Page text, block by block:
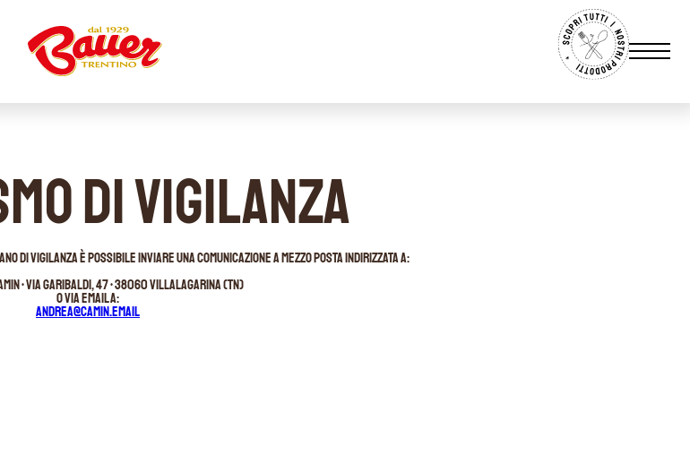
DI VIGILANZA
di Vigilanza è possibile inviare una comunicazione a mezzo posta indirizzata a:
• Via Garibaldi, 47 • 38060 Villalagarina (TN)
o via Email a:
andrea@camin.email